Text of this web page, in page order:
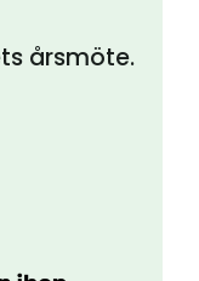
årsmöte.